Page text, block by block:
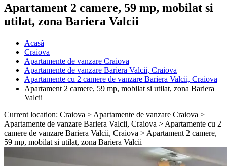
Apartament 2 camere, 59 mp, mobilat si
utilat, zona Bariera Valcii
Acasă
Craiova
Apartamente de vanzare Craiova
Apartamente de vanzare Bariera Valcii, Craiova
Apartamente cu 2 camere de vanzare Bariera Valcii, Craiova
Apartament 2 camere, 59 mp, mobilat si utilat, zona Bariera
Valcii
Current location: Craiova > Apartamente de vanzare Craiova >
Apartamente de vanzare Bariera Valcii, Craiova > Apartamente cu 2
camere de vanzare Bariera Valcii, Craiova > Apartament 2 camere,
59 mp, mobilat si utilat, zona Bariera Valcii